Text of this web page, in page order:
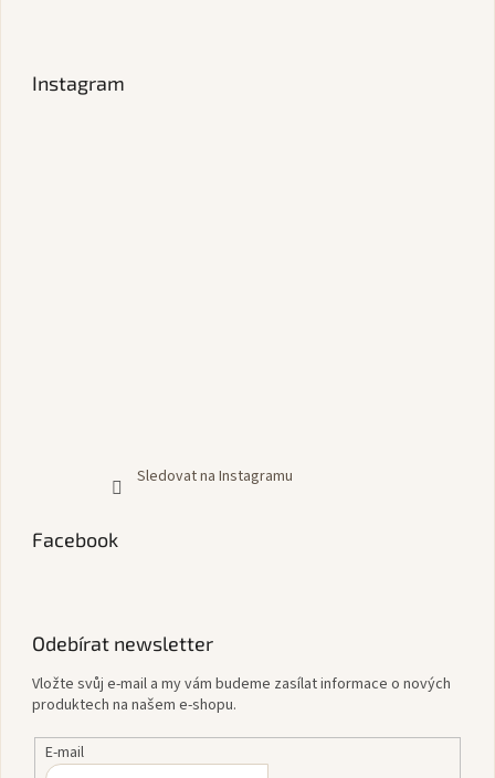
Instagram
Sledovat na Instagramu
Facebook
Odebírat newsletter
Vložte svůj e-mail a my vám budeme zasílat informace o nových
produktech na našem e-shopu.
E-mail